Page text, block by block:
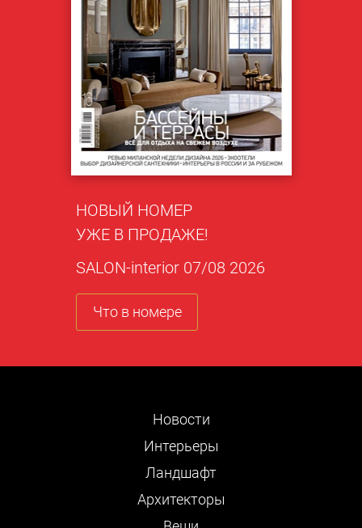
НОВЫЙ НОМЕР
УЖЕ В ПРОДАЖЕ!
SALON-interior 07/08 2026
Что в номере
Новости
Интерьеры
Ландшафт
Архитекторы